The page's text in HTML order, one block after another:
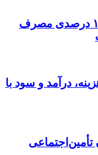
قیمت بازار؛